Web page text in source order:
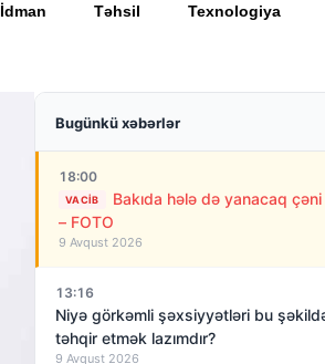
İdman Təhsil Texnologiya
Bugünkü xəbərlər
18:00
VACIB
Bakıda hələ də yanacaq çəni
– FOTO
9 Avqust 2026
13:16
Niyə görkəmli şəxsiyyətləri bu
təhqir etmək lazımdır?
9 Avqust 2026